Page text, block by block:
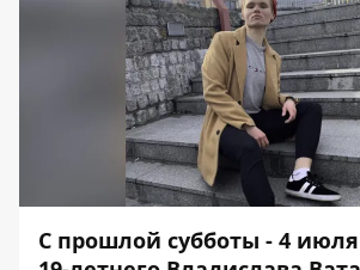
С прошлой субботы - 4